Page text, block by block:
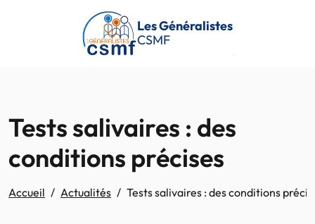
Passer au contenu principal
Les Généralistes
CSMF
Tests salivaires : des
conditions précises
Accueil Actualités Tests salivaires : des conditions